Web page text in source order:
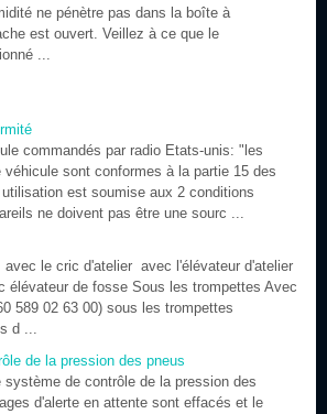
ne pénètre pas dans la boîte à
est ouvert. Veillez à ce que le
...
commandés par radio Etats-unis: "les
véhicule sont conformes à la partie 15 des
est soumise aux 2 conditions
ne doivent pas être une sourc ...
le cric d'atelier avec l'élévateur d'atelier
élévateur de fosse Sous les trompettes Avec
589 02 63 00) sous les trompettes
d ...
de la pression des pneus
de contrôle de la pression des
d'alerte en attente sont effacés et le